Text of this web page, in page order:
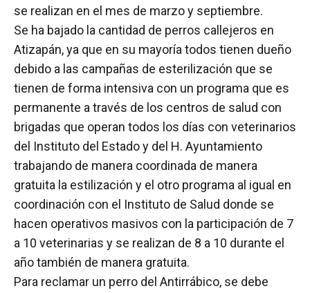
se realizan en el mes de marzo y septiembre.
Se ha bajado la cantidad de perros callejeros en
Atizapán, ya que en su mayoría todos tienen dueño
debido a las campañas de esterilización que se
tienen de forma intensiva con un programa que es
permanente a través de los centros de salud con
brigadas que operan todos los días con veterinarios
del Instituto del Estado y del H. Ayuntamiento
trabajando de manera coordinada de manera
gratuita la estilización y el otro programa al igual en
coordinación con el Instituto de Salud donde se
hacen operativos masivos con la participación de 7
a 10 veterinarias y se realizan de 8 a 10 durante el
año también de manera gratuita.
Para reclamar un perro del Antirrábico, se debe